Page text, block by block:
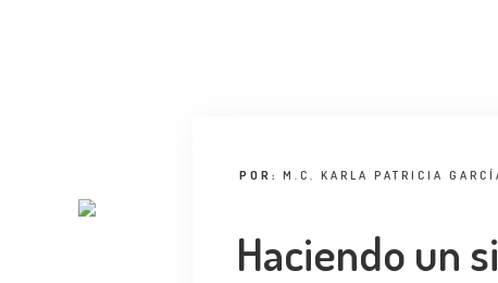
POR: M.C. KARLA PATRICIA
Haciendo un